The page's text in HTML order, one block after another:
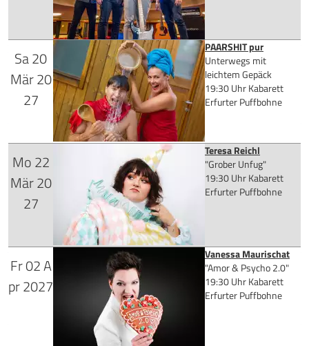
Mehr Infos
Tickets kaufen
für 32,90 €
Mehr Infos
Tickets kaufen
Sa20
Mär20
27
PAARSHIT pur
Unterwegs mit
leichtem Gepäck
19:30 Uhr Kabarett
Erfurter Puffbohne
für 28,90 €
Mehr Infos
Tickets kaufen
Mo22
Mär20
27
Teresa Reichl
"Grober Unfug"
19:30 Uhr Kabarett
Erfurter Puffbohne
für 32,30 €
Mehr Infos
Fr02A
pr2027
Vanessa Maurischat
"Amor & Psycho 2.0"
19:30 Uhr Kabarett
Erfurter Puffbohne